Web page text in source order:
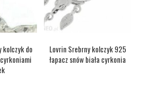
kolczyk do
Lovrin Srebrny kolczyk 925
łapacz snów biała cyrkonia